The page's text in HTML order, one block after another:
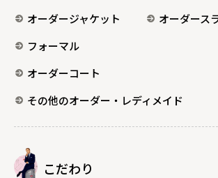
オーダージャケット
オーダース
フォーマル
オーダーコート
その他のオーダー・レディメイド
こだわり